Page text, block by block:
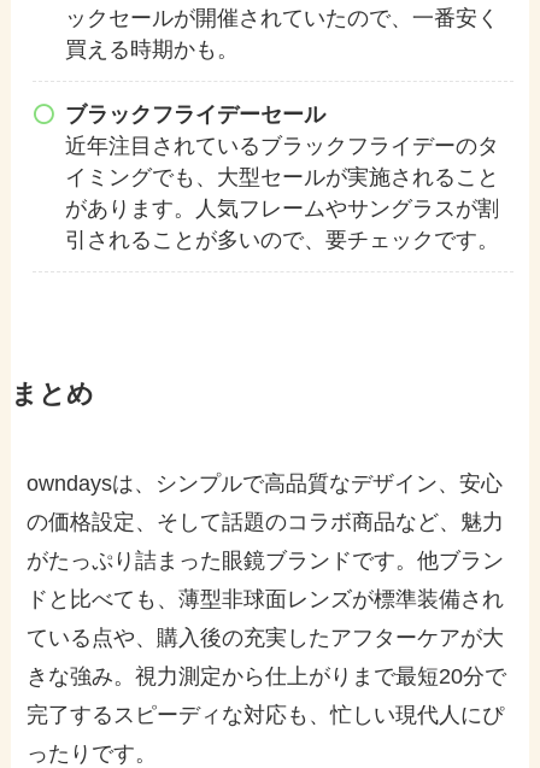
ックセールが開催されていたので、一番安く
買える時期かも。
ブラックフライデーセール
近年注目されているブラックフライデーのタ
イミングでも、大型セールが実施されること
があります。人気フレームやサングラスが割
引されることが多いので、要チェックです。
まとめ
owndaysは、シンプルで高品質なデザイン、安心
の価格設定、そして話題のコラボ商品など、魅力
がたっぷり詰まった眼鏡ブランドです。他ブラン
ドと比べても、薄型非球面レンズが標準装備され
ている点や、購入後の充実したアフターケアが大
きな強み。視力測定から仕上がりまで最短20分で
完了するスピーディな対応も、忙しい現代人にぴ
ったりです。